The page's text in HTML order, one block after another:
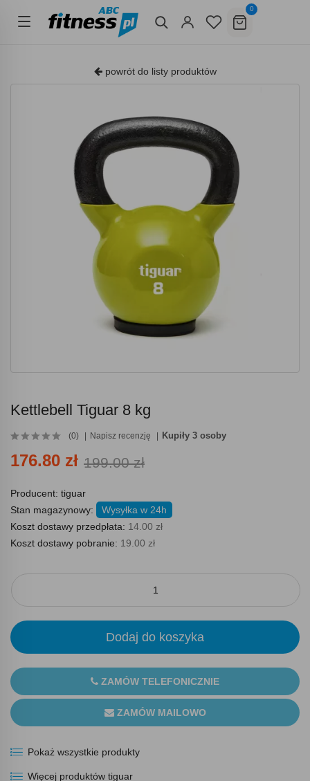
0
powrót do listy produktów
Kettlebell Tiguar 8 kg
(0) Napisz recenzję Kupiły 3 osoby
176.80 zł 199.00 zł
Producent: tiguar
Stan magazynowy:
Wysyłka w 24h
Koszt dostawy przedpłata: 14.00 zł
Koszt dostawy pobranie: 19.00 zł
Dodaj do koszyka
ZAMÓW TELEFONICZNIE
ZAMÓW MAILOWO
Pokaż wszystkie produkty
Więcej produktów tiguar